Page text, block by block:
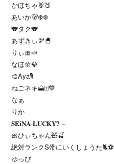
かほちゃ🐰🍑
あいか🐻‍❄️❄️
🐨タク🐨
あずきぃ🫘🐣
りぃ🎀🍬
なほ🌼💎
🎨Aya🎙️
ねごネキ🗻🀄️💙
なぁ
りか
𝐒𝐄𝐢𝐍𝐀-𝐋𝐔𝐂𝐊𝐘𝟕 –
🎀ひぃちゃん🧸🍒
絶対ランクS帯にいくしょうた🐈⚽️
ゆっぴ